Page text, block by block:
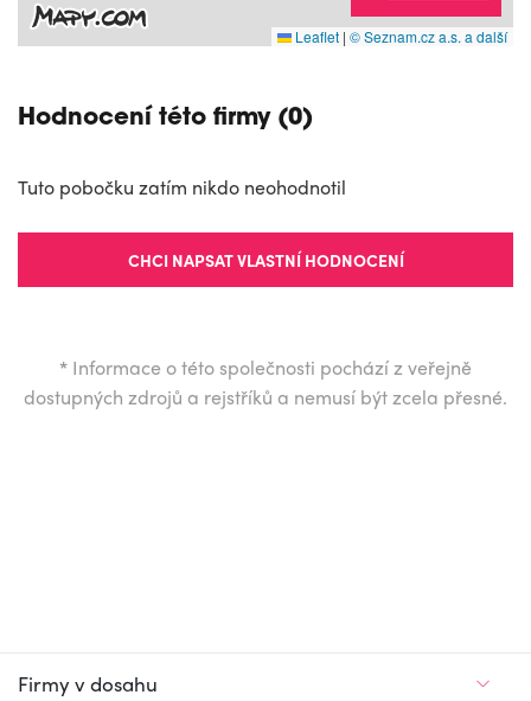
Leaflet | © Seznam.cz a.s. a další
Hodnocení této firmy (0)
Tuto pobočku zatím nikdo neohodnotil
CHCI NAPSAT VLASTNÍ HODNOCENÍ
* Informace o této společnosti pochází z veřejně
dostupných zdrojů a rejstříků a nemusí být zcela přesné.
Firmy v dosahu